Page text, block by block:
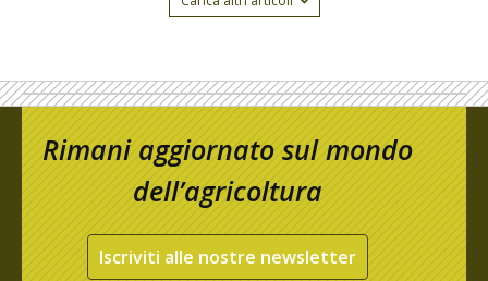
Rimani aggiornato sul mondo
dell’agricoltura
Iscriviti alle nostre newsletter